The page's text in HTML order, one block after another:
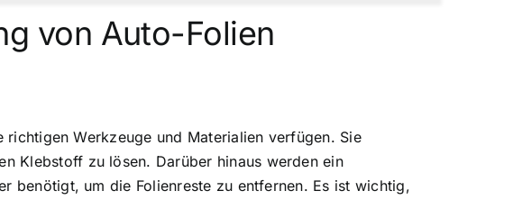
von Auto-Folien
Werkzeuge und Materialien verfügen. Sie
Klebstoff zu lösen. Darüber hinaus werden ein
benötigt, um die Folienreste zu entfernen. Es ist wichtig,